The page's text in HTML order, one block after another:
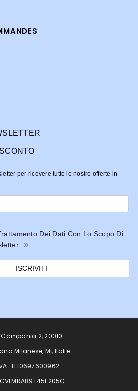
per ricevere tutte le nostre offerte in
Dei Dati Con Lo Scopo Di
»
ISCRIVITI
2, 20010
Milanese, Mi, Italie
: IT10697600962